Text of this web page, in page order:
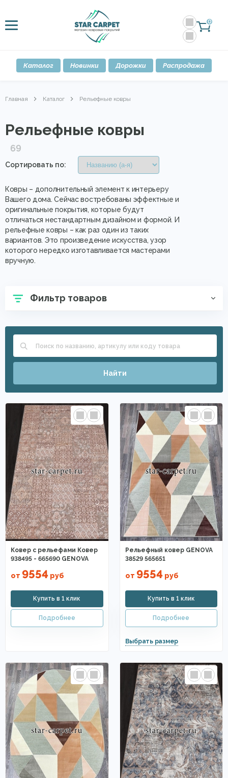
0
Каталог Новинки Дорожки Распродажа
Главная Каталог Рельефные ковры
Рельефные ковры
69
Сортировать по:
Ковры – дополнительный элемент к интерьеру
Вашего дома. Сейчас востребованы эффектные и
оригинальные покрытия, которые будут
отличаться нестандартным дизайном и формой. И
рельефные ковры – как раз один из таких
вариантов. Это произведение искусства, узор
которого нередко изготавливается мастерами
вручную.
Фильтр товаров
Найти
Ковер с рельефами Ковер
938495 - 665690 GENOVA
от 9554 руб
Рельефный ковер GENOVA
38529 565651
от 9554руб